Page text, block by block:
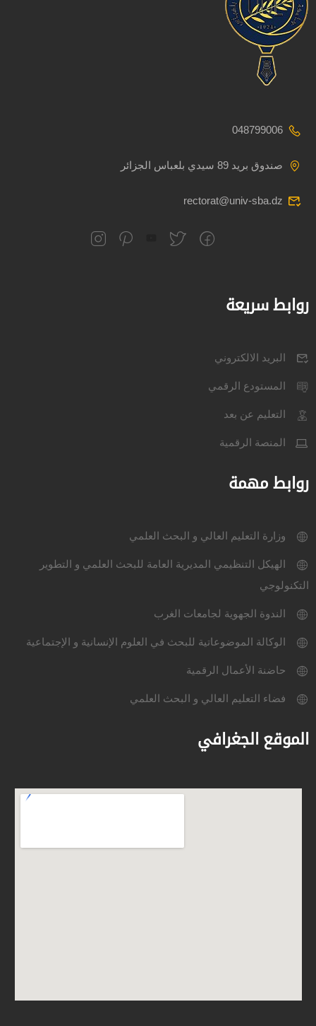
048799006
صندوق بريد 89 سيدي بلعباس الجزائر
rectorat@univ-sba.dz
روابط سريعة
البريد الالكتروني
المستودع الرقمي
التعليم عن بعد
المنصة الرقمية
روابط مهمة
وزارة التعليم العالي و البحث العلمي
الهيكل التنظيمي المديرية العامة للبحث العلمي و التطوير
التكنولوجي
الندوة الجهوية لجامعات الغرب
الوكالة الموضوعاتية للبحث في العلوم الإنسانية و الإجتماعية
حاضنة الأعمال الرقمية
فضاء التعليم العالي و البحث العلمي
الموقع الجغرافي